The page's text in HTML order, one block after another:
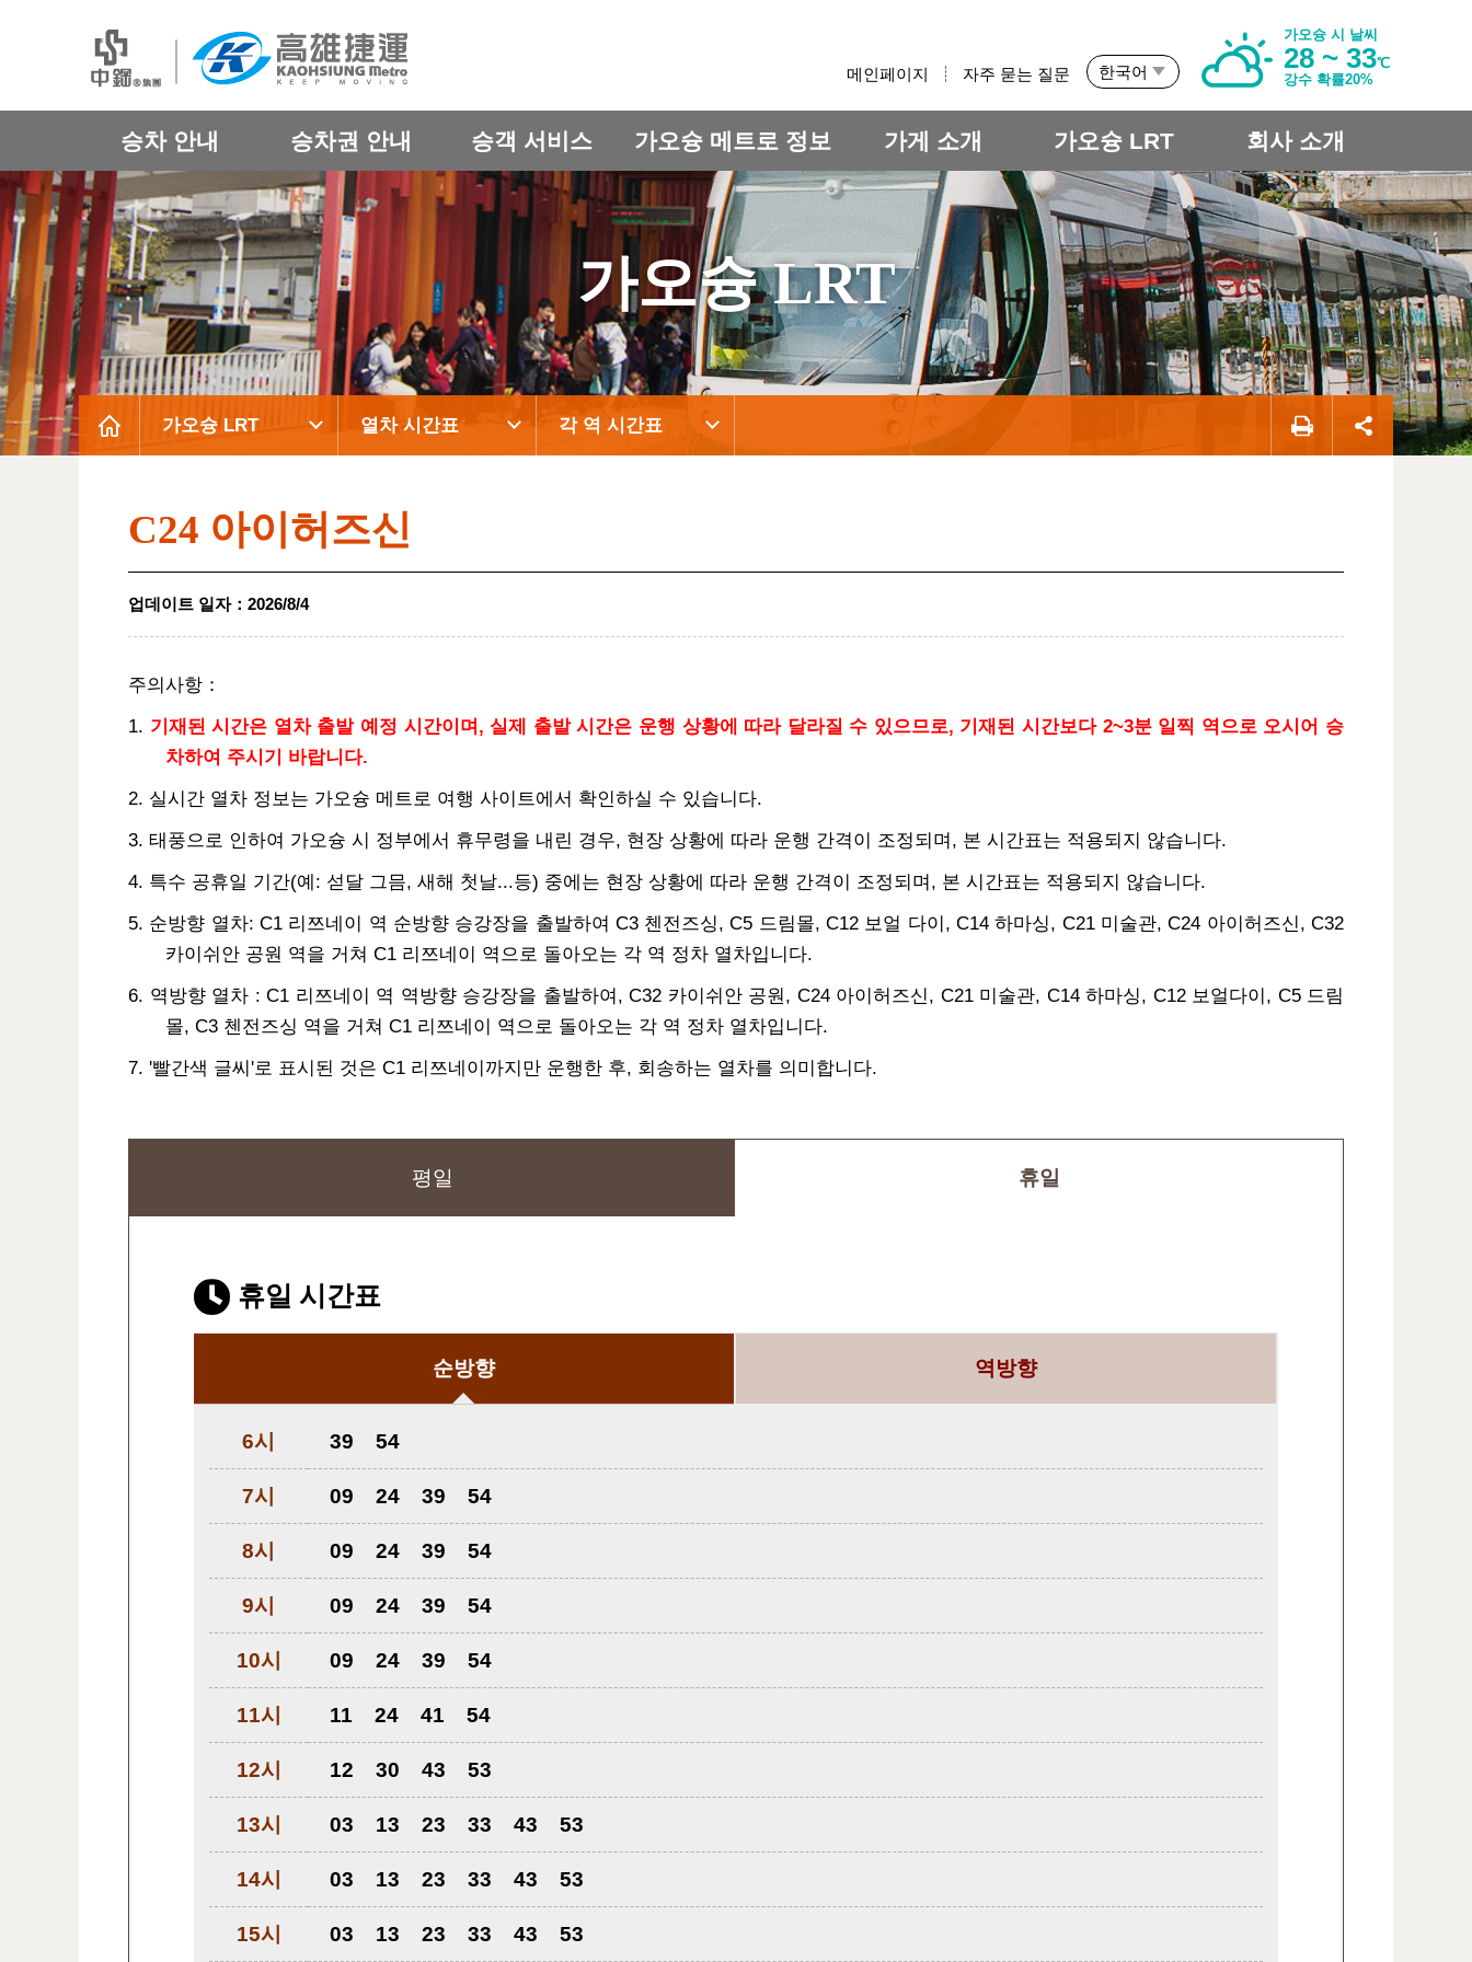
메인페이지 자주 묻는 질문 한국어
가오슝 시 날씨
28 ~ 33℃
강수 확률20%
승차 안내 승차권 안내 승객 서비스 가오슝 메트로 정보 가게 소개 가오슝 LRT 회사 소개
가오슝 LRT
가오슝 LRT 열차 시간표 각 역 시간표
C24 아이허즈신
업데이트 일자： 2026/8/4
주의사항：
1. 기재된 시간은 열차 출발 예정 시간이며, 실제 출발 시간은 운행 상황에 따라 달라질 수 있으므로, 기재된 시간보다 2~3분 일찍 역으로 오시어 승
차하여 주시기 바랍니다.
2. 실시간 열차 정보는 가오슝 메트로 여행 사이트에서 확인하실 수 있습니다.
3. 태풍으로 인하여 가오슝 시 정부에서 휴무령을 내린 경우, 현장 상황에 따라 운행 간격이 조정되며, 본 시간표는 적용되지 않습니다.
4. 특수 공휴일 기간(예: 섣달 그믐, 새해 첫날...등) 중에는 현장 상황에 따라 운행 간격이 조정되며, 본 시간표는 적용되지 않습니다.
5. 순방향 열차: C1 리쯔네이 역 순방향 승강장을 출발하여 C3 첸전즈싱, C5 드림몰, C12 보얼 다이, C14 하마싱, C21 미술관, C24 아이허즈신, C32
카이쉬안 공원 역을 거쳐 C1 리쯔네이 역으로 돌아오는 각 역 정차 열차입니다.
6. 역방향 열차 : C1 리쯔네이 역 역방향 승강장을 출발하여, C32 카이쉬안 공원, C24 아이허즈신, C21 미술관, C14 하마싱, C12 보얼다이, C5 드림
몰, C3 첸전즈싱 역을 거쳐 C1 리쯔네이 역으로 돌아오는 각 역 정차 열차입니다.
7. '빨간색 글씨'로 표시된 것은 C1 리쯔네이까지만 운행한 후, 회송하는 열차를 의미합니다.
평일 휴일
휴일 시간표
순방향 역방향
6시 39 54
7시 09 24 39 54
8시 09 24 39 54
9시 09 24 39 54
10시 09 24 39 54
11시 11 24 41 54
12시 12 30 43 53
13시 03 13 23 33 43 53
14시 03 13 23 33 43 53
15시 03 13 23 33 43 53